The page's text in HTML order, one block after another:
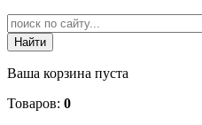
Ваша корзина пуста
Товаров: 0